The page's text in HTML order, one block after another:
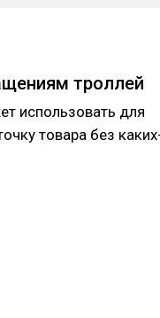
троллей
использовать для
товара без